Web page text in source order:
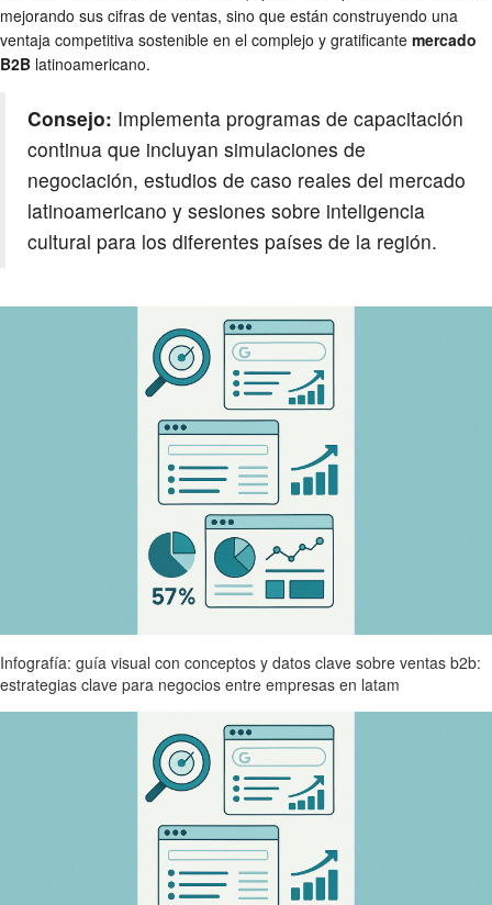
mejorando sus cifras de ventas, sino que están construyendo una
ventaja competitiva sostenible en el complejo y gratificante mercado
B2B latinoamericano.
Consejo: Implementa programas de capacitación
continua que incluyan simulaciones de
negociación, estudios de caso reales del mercado
latinoamericano y sesiones sobre inteligencia
cultural para los diferentes países de la región.
Infografía: guía visual con conceptos y datos clave sobre ventas b2b:
estrategias clave para negocios entre empresas en latam